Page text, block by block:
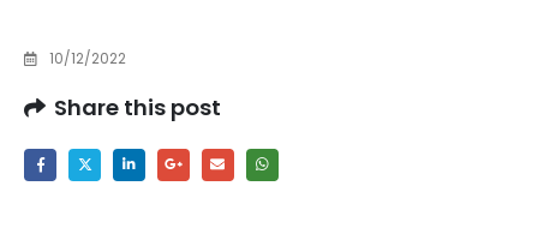
10/12/2022
Share this post